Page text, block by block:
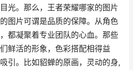
光。那么，王者荣耀哪家的图片
图片可谓是品质的保障。从角色
都凝聚着专业团队的心血。那些
鲜活的形象，色彩搭配相得益
引。比如貂蝉的原画，灵动的身,